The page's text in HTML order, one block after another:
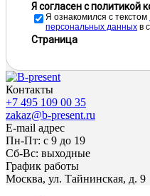
Я согласен с политикой
Я ознакомился с текстом
персональных данных в
Страница
Контакты
+7 495 109 00 35
zakaz@b-present.ru
E-mail адрес
Пн-Пт: с 9 до 19
Сб-Вс: выходные
График работы
Москва, ул. Тайнинская, д. 9